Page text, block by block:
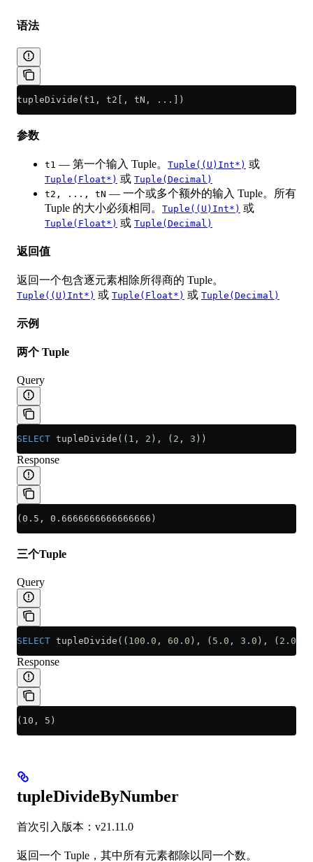
语法
tupleDivide(t1, t2[, tN, ...])
参数
t1 — 第一个输入 Tuple。 Tuple((U)Int*) 或
Tuple(Float*) 或 Tuple(Decimal)
t2, ..., tN — 一个或多个额外的输入 Tuple。所有
Tuple 的大小必须相同。 Tuple((U)Int*) 或
Tuple(Float*) 或 Tuple(Decimal)
返回值
返回一个包含逐元素相除所得商的 Tuple。
Tuple((U)Int*) 或 Tuple(Float*) 或 Tuple(Decimal)
示例
两个 Tuple
Query
SELECT tupleDivide(( 1 , 2 ), ( 2 , 3 ))
Response
(0.5, 0.6666666666666666)
三个Tuple
Query
SELECT tupleDivide(( 100 . 0 , 60 . 0 ), ( 5 . 0 , 3 . 0 ), ( 2 . 0
Response
(10, 5)
tupleDivideByNumber
首次引入版本：v21.11.0
返回一个 Tuple，其中所有元素都除以同一个数。